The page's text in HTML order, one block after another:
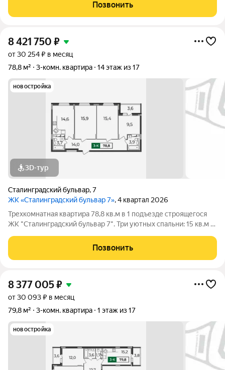
продажа от застройщика
Позвонить
8 421 750 ₽
от 30 254 ₽ в месяц
78,8 м²
3-комн. квартира 14 этаж из 17
новостройка
3D-тур
Сталинградский бульвар,7
ЖК «Сталинградский бульвар 7», 4 квартал 2026
Трехкомнатная квартира 78,8 кв.м в 1 подъезде строящегося
ЖК "Сталинградский бульвар 7". Три уютных спальни: 15 кв.м и
15 кв.м, 2 совмещенных санузла. Черновая отделка, гарантия
на дом 5 лет.
Позвонить
8 377 005₽
от 30 093 ₽ в месяц
79,8 м²
3-комн. квартира 1 этаж из 17
новостройка